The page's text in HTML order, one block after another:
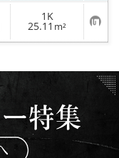
1K
25.11 m² お
気
に
登